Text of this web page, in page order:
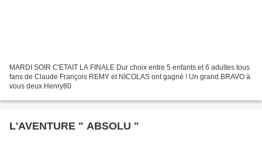
MARDI SOIR C'ETAIT LA FINALE Dur choix entre 5 enfants et 6 adultes tous
fans de Claude François REMY et NICOLAS ont gagné ! Un grand BRAVO à
vous deux Henry80
L'AVENTURE " ABSOLU "